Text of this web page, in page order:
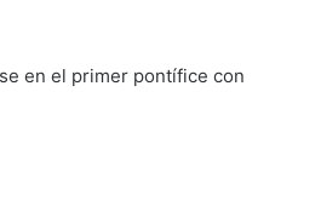
en el primer pontífice con